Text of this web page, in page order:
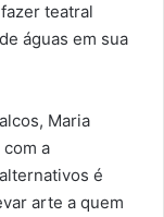
teatral
águas em sua
Maria
a
é
arte a quem